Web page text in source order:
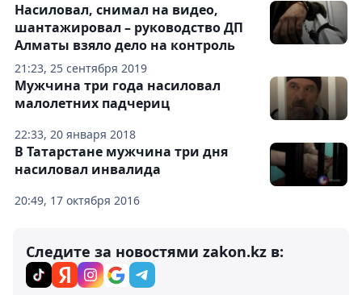
21:23, 25 сентября 2019
Насиловал, снимал на видео,
шантажировал – руководство ДП
Алматы взяло дело на контроль
22:33, 20 января 2018
Мужчина три года насиловал
малолетних падчериц
20:49, 17 октября 2016
В Татарстане мужчина три дня
насиловал инвалида
Следите за новостями zakon.kz в: